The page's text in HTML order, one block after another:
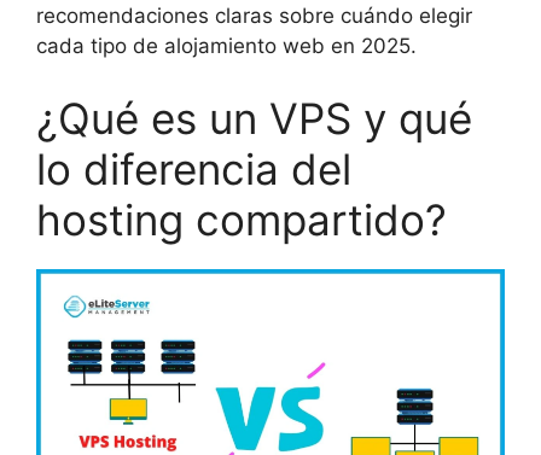
recomendaciones claras sobre cuándo elegir
cada tipo de alojamiento web en 2025.
¿Qué es un VPS y qué
lo diferencia del
hosting compartido?